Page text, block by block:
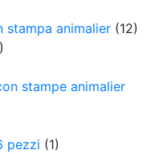
stampa animalier (12)
stampe animalier
pezzi (1)